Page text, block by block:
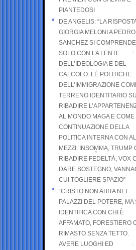
PIANTEDOSI
DE ANGELIS: “LA
GIORGIA MELONI A PEDRO
SANCHEZ SI COMPRENDE
SOLO CON LA LENTE
DELL’IDEOLOGIA E DEL
CALCOLO: LE POLITICHE
DELL’IMMIGRAZIONE
TERRENO IDENTITARIO
RIBADIRE
AL MONDO MAGA E COME
CONTINUAZIONE DELLA
POLITICA INTERNA CON
MEZZI. INSOMMA, TRUMP
RIBADIRE FEDELTÀ, VOX
DARE SOSTEGNO,
CUI TOGLIERE SPAZIO”
“CRISTO NON ABITA NEI
PALAZZI DEL POTERE, MA
IDENTIFICA CON CHI È
AFFAMATO, FORESTIERO
RIMASTO SENZA TETTO.
AVERE LUOGHI ED